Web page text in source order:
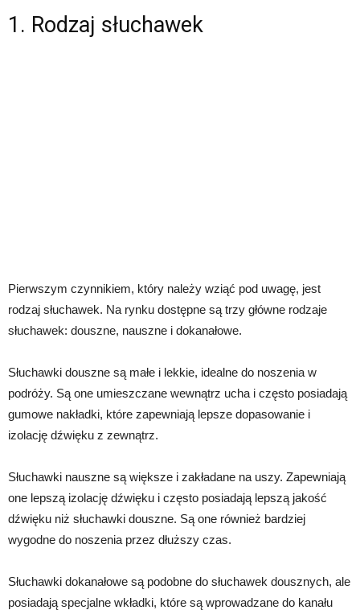
1. Rodzaj słuchawek
Pierwszym czynnikiem, który należy wziąć pod uwagę, jest
rodzaj słuchawek. Na rynku dostępne są trzy główne rodzaje
słuchawek: douszne, nauszne i dokanałowe.
Słuchawki douszne są małe i lekkie, idealne do noszenia w
podróży. Są one umieszczane wewnątrz ucha i często posiadają
gumowe nakładki, które zapewniają lepsze dopasowanie i
izolację dźwięku z zewnątrz.
Słuchawki nauszne są większe i zakładane na uszy. Zapewniają
one lepszą izolację dźwięku i często posiadają lepszą jakość
dźwięku niż słuchawki douszne. Są one również bardziej
wygodne do noszenia przez dłuższy czas.
Słuchawki dokanałowe są podobne do słuchawek dousznych, ale
posiadają specjalne wkładki, które są wprowadzane do kanału